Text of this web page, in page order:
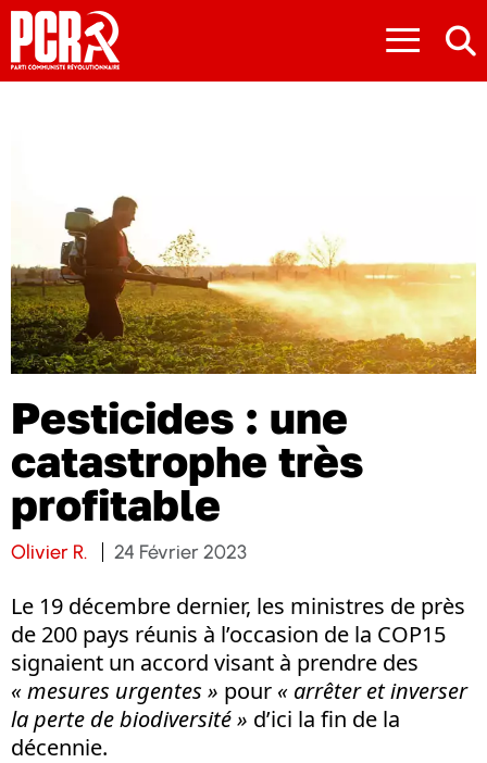
≡
Pesticides : une
catastrophe très
profitable
Olivier R. 24 Février 2023
Le 19 décembre dernier, les ministres de près
de 200 pays réunis à l’occasion de la COP15
signaient un accord visant à prendre des
« mesures urgentes » pour « arrêter et inverser
la perte de biodiversité » d’ici la fin de la
décennie.